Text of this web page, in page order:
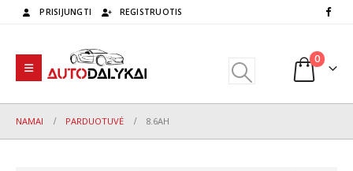
PRISIJUNGTI REGISTRUOTIS
0
NAMAI PARDUOTUVĖ 8.6AH